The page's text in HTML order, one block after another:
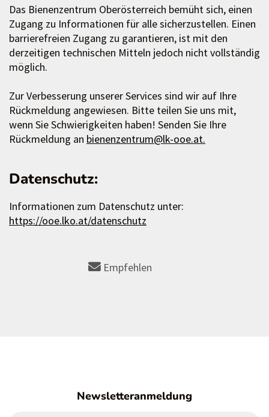
Das Bienenzentrum Oberösterreich bemüht sich, einen
Zugang zu Informationen für alle sicherzustellen. Einen
barrierefreien Zugang zu garantieren, ist mit den
derzeitigen technischen Mitteln jedoch nicht vollständig
möglich.
Zur Verbesserung unserer Services sind wir auf Ihre
Rückmeldung angewiesen. Bitte teilen Sie uns mit,
wenn Sie Schwierigkeiten haben! Senden Sie Ihre
Rückmeldung an bienenzentrum@lk-ooe.at.
Datenschutz:
Informationen zum Datenschutz unter:
https://ooe.lko.at/datenschutz
Empfehlen
Newsletteranmeldung